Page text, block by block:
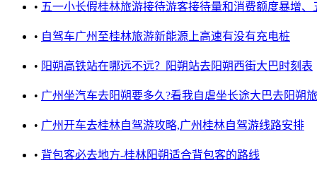
• 五一小长假桂林旅游接待游客接待量和消费额度暴增、
• 自驾车广州至桂林旅游新能源上高速有没有充电桩
• 阳朔高铁站在哪远不远？阳朔站去阳朔西街大巴时刻表
• 广州坐汽车去阳朔要多久?看我自虐坐长途大巴去阳朔
• 广州开车去桂林自驾游攻略,广州桂林自驾游线路安排
• 背包客必去地方-桂林阳朔适合背包客的路线